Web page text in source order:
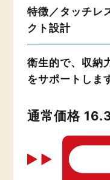
特徴／タッチレ
クト設計
衛生的で、収納
をサポートしま
通常価格